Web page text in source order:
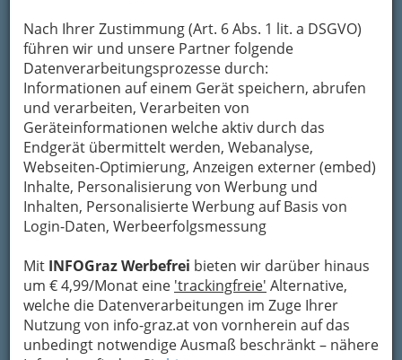
Nach Ihrer Zustimmung (Art. 6 Abs. 1 lit. a DSGVO)
führen wir und unsere Partner folgende
Datenverarbeitungsprozesse durch:
Informationen auf einem Gerät speichern, abrufen
und verarbeiten, Verarbeiten von
Geräteinformationen welche aktiv durch das
Endgerät übermittelt werden, Webanalyse,
Webseiten-Optimierung, Anzeigen externer (embed)
Inhalte, Personalisierung von Werbung und
Inhalten, Personalisierte Werbung auf Basis von
Login-Daten, Werbeerfolgsmessung
Mit INFOGraz Werbefrei bieten wir darüber hinaus
um € 4,99/Monat eine 'trackingfreie' Alternative,
welche die Datenverarbeitungen im Zuge Ihrer
Nutzung von info-graz.at von vornherein auf das
unbedingt notwendige Ausmaß beschränkt – nähere
Landesinnung der Tischler